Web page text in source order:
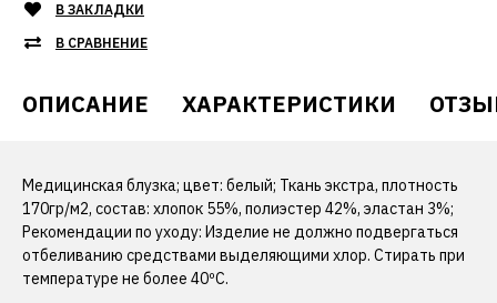
В ЗАКЛАДКИ
В СРАВНЕНИЕ
ОПИСАНИЕ ХАРАКТЕРИСТИКИ
Медицинская блузка; цвет: белый; Ткань экстра, плотность
170гр/м2, состав: хлопок 55%, полиэстер 42%, эластан 3%;
Рекомендации по уходу: Изделие не должно подвергаться
отбеливанию средствами выделяющими хлор. Стирать при
температуре не более 40ºС.